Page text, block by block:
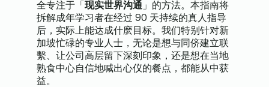
全专注于「现实世界沟通 」的方法。本指南将
拆解成年学习者在经过 90 天持续的真人指导
后，实际上能达成什麽目标。我们特别针对新
加坡忙碌的专业人士，无论是想与同侪建立联
繫、让公司高层留下深刻印象，还是想在当地
熟食中心自信地喊出心仪的餐点，都能从中获
益。